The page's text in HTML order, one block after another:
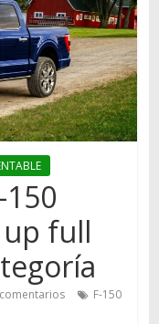
up full
F-150